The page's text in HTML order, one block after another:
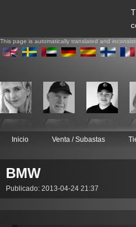
This page is automatically translated and
Inicio Venta / Subastas
BMW
Publicado: 2013-04-24 21:37